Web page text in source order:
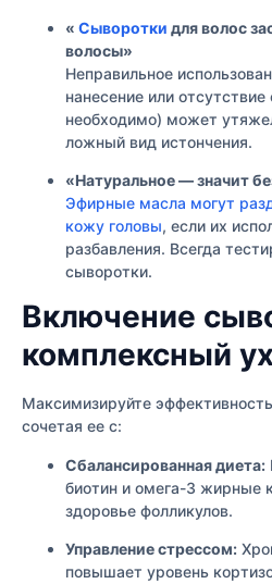
« Сыворотки для волос
волосы»
Неправильное
нанесение или
необходимо) может
ложный вид истончения.
«Натуральное — значит
Эфирные масла могут
кожу головы, если их
разбавления. Всегда
сыворотки.
Включение
комплексный
Максимизируйте
сочетая ее с:
Сбалансированная диета:
биотин и омега-3 жирные
здоровье фолликулов.
Управление стрессом:
повышает уровень